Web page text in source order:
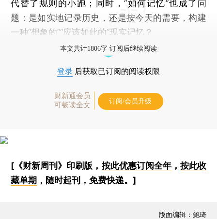
代替了规则的小跑；同时，“如何记忆”也成了问
题：是如实地记录历史，还是按今天的需要，构建
一种“想象的”“应该如此的”现实记忆？
本文共计1806字 订阅后继续阅读
登录 后获取已订阅的阅读权限
财新通会员
可畅读全文
订阅/会员升级
[《财新周刊》印刷版， 按此优惠订阅全年， 按此收
藏单期 ，随时起刊，免费快递。]
版面编辑：鲍琦